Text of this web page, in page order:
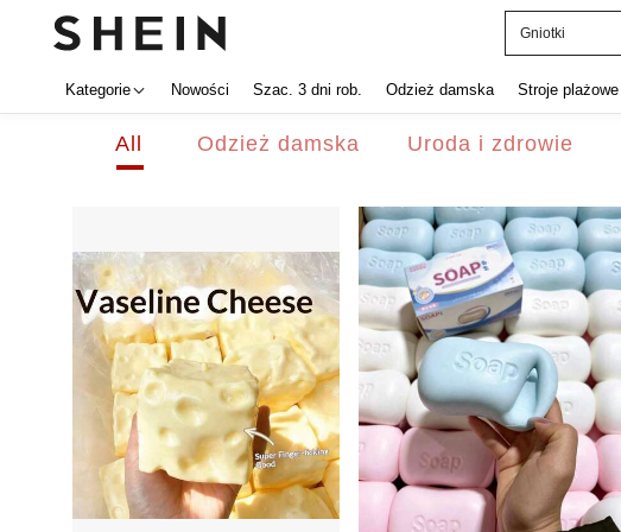
Squishy
Kategorie Nowości Szac. 3 dni rob. Odzież damska Stroje plażowe
All Odzież damska Uroda i zdrowie